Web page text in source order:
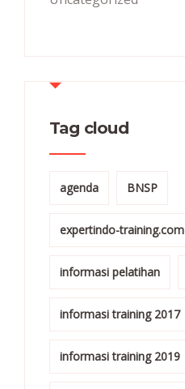
Tag cloud
agenda BNSP
expertindo-training.com
informasi pelatihan
informasi training 2017
informasi training 2019